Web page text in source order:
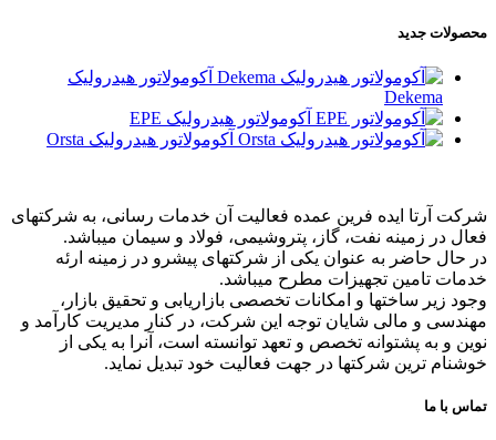
محصولات جدید
آکومولاتور هیدرولیک
Dekema
آکومولاتور هیدرولیک EPE
آکومولاتور هیدرولیک Orsta
شرکت آرتا ایده فرین عمده فعالیت آن خدمات رسانی، به شرکتهای
فعال در زمینه نفت، گاز، پتروشیمی، فولاد و سیمان میباشد.
در حال حاضر به عنوان یکی از شرکتهای پیشرو در زمینه ارئه
خدمات تامین تجهیزات مطرح میباشد.
وجود زیر ساختها و امکانات تخصصی بازاریابی و تحقیق بازار،
مهندسی و مالی شایان توجه این شرکت، در کنار مدیریت کارآمد و
نوین و به پشتوانه تخصص و تعهد توانسته است، آنرا به یکی از
خوشنام ترین شرکتها در جهت فعالیت خود تبدیل نماید.
تماس با ما